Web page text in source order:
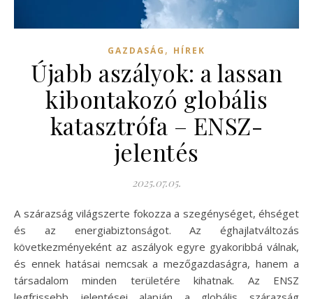
GAZDASÁG , HÍREK
Újabb aszályok: a lassan
kibontakozó globális
katasztrófa – ENSZ-
jelentés
2025.07.05.
A szárazság világszerte fokozza a szegénységet, éhséget
és az energiabiztonságot. Az éghajlatváltozás
következményeként az aszályok egyre gyakoribbá válnak,
és ennek hatásai nemcsak a mezőgazdaságra, hanem a
társadalom minden területére kihatnak. Az ENSZ